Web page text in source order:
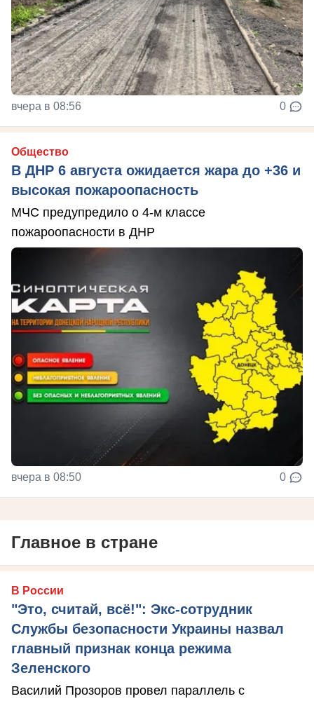
вчера в 08:56 0
Общество
В ДНР 6 августа ожидается жара до +36 и
высокая пожароопасность
МЧС предупредило о 4-м классе
пожароопасности в ДНР
вчера в 08:50 0
Главное в стране
В России
"Это, считай, всё!": Экс-сотрудник
Службы безопасности Украины назвал
главный признак конца режима
Зеленского
Василий Прозоров провел параллель с